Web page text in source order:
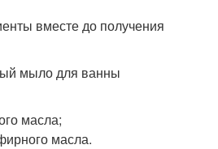
вместе до получения
мыло для ванны
масла;
масла.